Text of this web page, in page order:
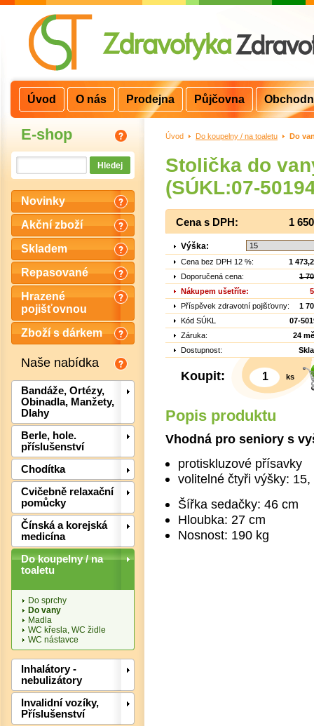
E-shop
Novinky
Akční zboží
Skladem
Repasované
Hrazené
pojišťovnou
Zboží s dárkem
Naše nabídka
Bandáže, Ortézy,
Obinadla, Manžety,
Dlahy
Berle, hole.
příslušenství
Chodítka
Cvičebně relaxační
pomůcky
Čínská a korejská
medicína
Do koupelny / na
toaletu
Do sprchy
Do vany
Madla
WC křesla, WC židle
WC nástavce
Inhalátory -
nebulizátory
Invalidní vozíky,
Příslušenství
Úvod > Do koupelny / na toaletu > Do
Stolička do
(SÚKL:07-
Cena s DPH: 1
Výška:
Cena bez DPH 12 %:
1
Doporučená cena:
1
Nákupem ušetříte:
Příspěvek zdravotní pojišťovny:
1
Kód SÚKL
07-
Záruka:
24
Dostupnost:
Koupit: ks
Popis produktu
Vhodná pro seniory s
protiskluzové přísavky
volitelné čtyři výšky:
Šířka sedačky: 46 cm
Hloubka: 27 cm
Nosnost: 190 kg
Úvod O nás Prodejna Půjčovna